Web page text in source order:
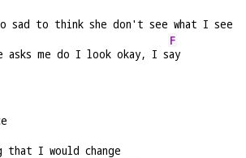
to think she don't see what I see
asks me do I look okay, I s
F
ay
that I would change